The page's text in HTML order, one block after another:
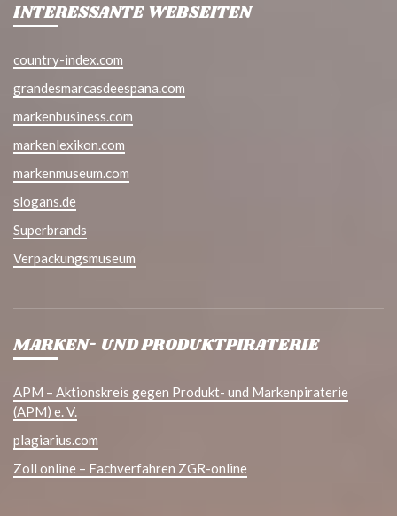
INTERESSANTE WEBSEITEN
country-index.com
grandesmarcasdeespana.com
markenbusiness.com
markenlexikon.com
markenmuseum.com
slogans.de
Superbrands
Verpackungsmuseum
MARKEN- UND PRODUKTPIRATERIE
APM – Aktionskreis gegen Produkt- und Markenpiraterie
(APM) e. V.
plagiarius.com
Zoll online – Fachverfahren ZGR-online